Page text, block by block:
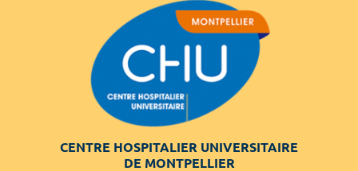
CENTRE HOSPITALIER UNIVERSITAIRE
DE MONTPELLIER